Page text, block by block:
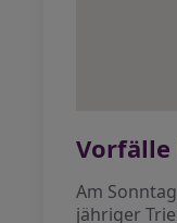
Am
jähriger